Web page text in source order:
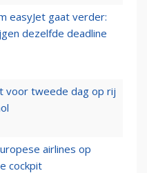
easyJet gaat verder:
dezelfde deadline
voor tweede dag op rij
airlines op
cockpit